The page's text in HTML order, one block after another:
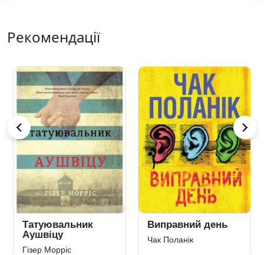
Рекомендації
Татуювальник
Аушвіцу
Гізер Морріс
Виправний день
Чак Поланік